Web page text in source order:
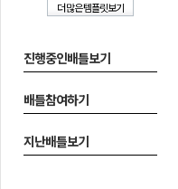
진행중인배틀보기
배틀참여하기
지난배틀보기